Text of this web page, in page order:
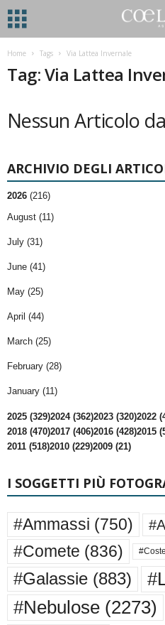
Home Tags Via Lattea Invernale
Tag: Via Lattea
Nessun Articolo
ARCHIVIO DEGLI
2026 (216)
August (11)
July (31)
June (41)
May (25)
April (44)
March (25)
February (28)
January (11)
2025 (329)2024 (362)2023 (320)2022
2018 (470)2017 (406)2016 (428)2015
2011 (518)2010 (229)2009 (21)
I SOGGETTI PIÙ
#Ammassi (750)
#Comete (836)
#Galassie (883)
#Nebulose (2273)